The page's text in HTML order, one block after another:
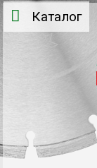
Каталог